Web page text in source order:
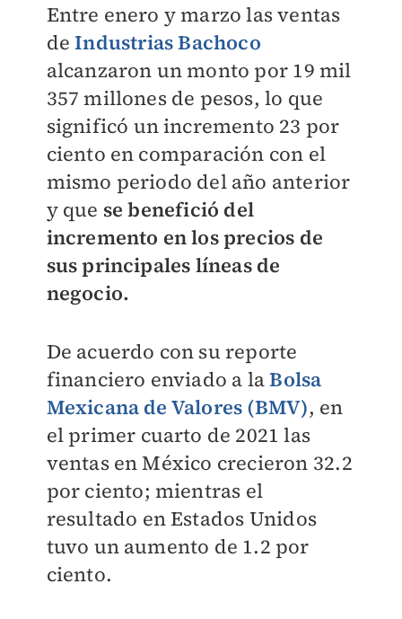
Entre enero y marzo las ventas
deIndustrias Bachoco
alcanzaron un monto por 19 mil
357 millones de pesos, lo que
significó un incremento 23 por
ciento en comparación con el
mismo periodo del año anterior
y que se benefició del
incremento en los precios de
sus principales líneas de
negocio.
De acuerdo con su reporte
financiero enviado a laBolsa
Mexicana de Valores (BMV), en
el primer cuarto de 2021 las
ventas en México crecieron 32.2
por ciento; mientras el
resultado en Estados Unidos
tuvo un aumento de 1.2 por
ciento.